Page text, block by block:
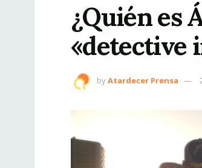
¿Quién es
«detective
byAtardecer Prensa